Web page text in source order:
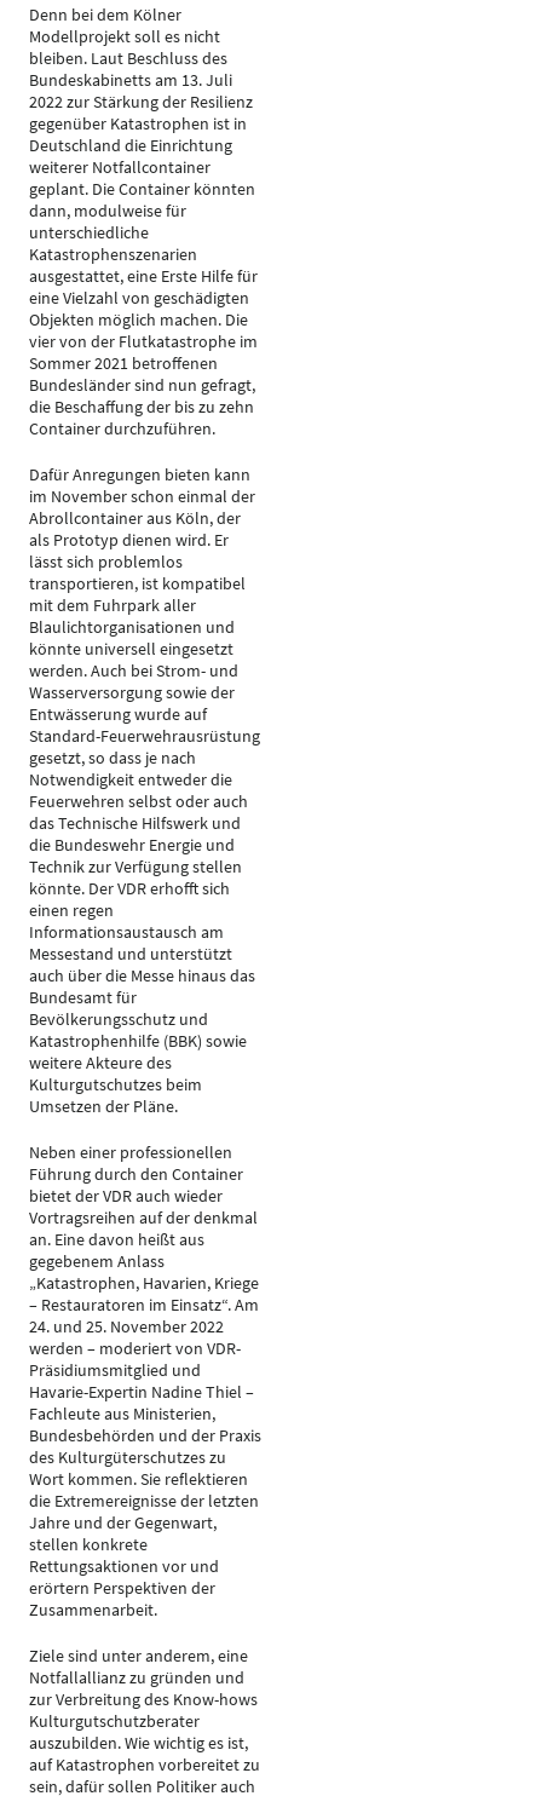
Denn bei dem Kölner
Modellprojekt soll es nicht
bleiben. Laut Beschluss des
Bundeskabinetts am 13. Juli
2022 zur Stärkung der Resilienz
gegenüber Katastrophen ist in
Deutschland die Einrichtung
weiterer Notfallcontainer
geplant. Die Container könnten
dann, modulweise für
unterschiedliche
Katastrophenszenarien
ausgestattet, eine Erste Hilfe für
eine Vielzahl von geschädigten
Objekten möglich machen. Die
vier von der Flutkatastrophe im
Sommer 2021 betroffenen
Bundesländer sind nun gefragt,
die Beschaffung der bis zu zehn
Container durchzuführen.
Dafür Anregungen bieten kann
im November schon einmal der
Abrollcontainer aus Köln, der
als Prototyp dienen wird. Er
lässt sich problemlos
transportieren, ist kompatibel
mit dem Fuhrpark aller
Blaulichtorganisationen und
könnte universell eingesetzt
werden. Auch bei Strom- und
Wasserversorgung sowie der
Entwässerung wurde auf
Standard-Feuerwehrausrüstung
gesetzt, so dass je nach
Notwendigkeit entweder die
Feuerwehren selbst oder auch
das Technische Hilfswerk und
die Bundeswehr Energie und
Technik zur Verfügung stellen
könnte. Der VDR erhofft sich
einen regen
Informationsaustausch am
Messestand und unterstützt
auch über die Messe hinaus das
Bundesamt für
Bevölkerungsschutz und
Katastrophenhilfe (BBK) sowie
weitere Akteure des
Kulturgutschutzes beim
Umsetzen der Pläne.
Neben einer professionellen
Führung durch den Container
bietet der VDR auch wieder
Vortragsreihen auf der denkmal
an. Eine davon heißt aus
gegebenem Anlass
„Katastrophen, Havarien, Kriege
– Restauratoren im Einsatz“. Am
24. und 25. November 2022
werden – moderiert von VDR-
Präsidiumsmitglied und
Havarie-Expertin Nadine Thiel –
Fachleute aus Ministerien,
Bundesbehörden und der Praxis
des Kulturgüterschutzes zu
Wort kommen. Sie reflektieren
die Extremereignisse der letzten
Jahre und der Gegenwart,
stellen konkrete
Rettungsaktionen vor und
erörtern Perspektiven der
Zusammenarbeit.
Ziele sind unter anderem, eine
Notfallallianz zu gründen und
zur Verbreitung des Know-hows
Kulturgutschutzberater
auszubilden. Wie wichtig es ist,
auf Katastrophen vorbereitet zu
sein, dafür sollen Politiker auch